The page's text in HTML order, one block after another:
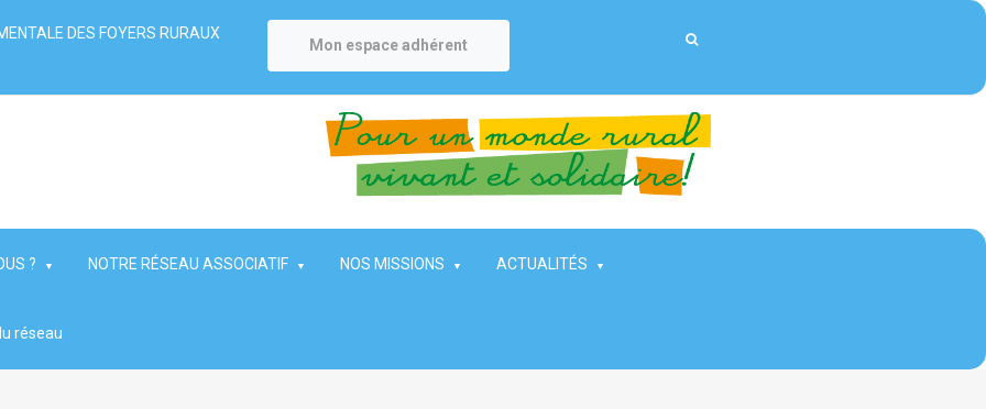
DES FOYERS RURAUX
Mon espace adhérent
? NOTRE RÉSEAU ASSOCIATIF NOS MISSIONS ACTUALITÉS
réseau